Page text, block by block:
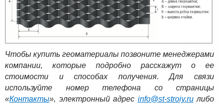
Чтобы купить геоматериалы позвоните менеджерами
компании, которые подробно расскажут о ее
стоимости и способах получения. Для связи
используйте номер телефона со страницы
«Контакты», электронный адрес info@st-stroiy.ruлибо